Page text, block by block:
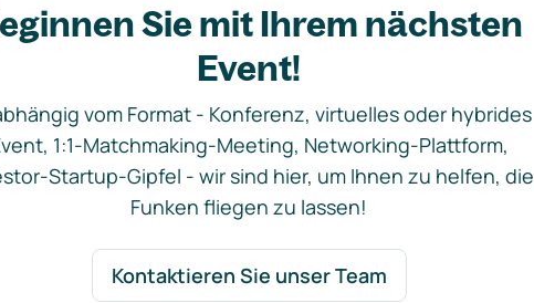
Sie mit Ihrem nächsten
Event!
vom Format - Konferenz, virtuelles oder hybrides
1:1-Matchmaking-Meeting, Networking-Plattform,
Startup-Gipfel - wir sind hier, um Ihnen zu helfen, die
Funken fliegen zu lassen!
Kontaktieren Sie unser Team